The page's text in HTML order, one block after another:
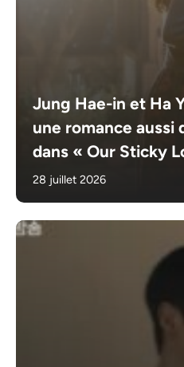
Jung Hae-in et Ha
une romance aussi
dans « Our Sticky
28 juillet 2026